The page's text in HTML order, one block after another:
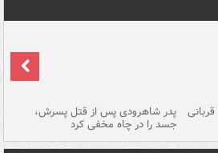
حادثه غرق‌شدگی در طاقانک ۲ قربانی پدر شاهرودی پس از قتل پسرش،
جسد را در چاه مخفی کرد